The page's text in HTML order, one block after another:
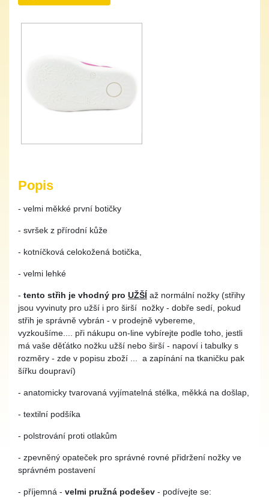
Popis
- velmi měkké první botičky
- svršek z přírodní kůže
- kotníčková celokožená botička,
- velmi lehké
- tento střih je vhodný pro UŽŠÍ až normální nožky (střihy
jsou vyvinuty pro užší i pro širší nožky - dobře sedí, pokud
střih je správně vybrán - v prodejně vybereme,
vyzkoušíme.... při nákupu on-line vybírejte podle toho, jestli
má vaše děťátko nožku užší nebo širší - napoví i tabulky s
rozměry - zde v popisu zboží ... a zapínání na tkaničku pak
šířku doupraví)
- anatomicky tvarovaná vyjímatelná stélka, měkká na došlap,
- textilní podšíka
- polstrování proti otlakům
- zpevněný opateček pro správné rovné přidržení nožky ve
správném postavení
- příjemná - velmi pružná podešev - podívejte se: